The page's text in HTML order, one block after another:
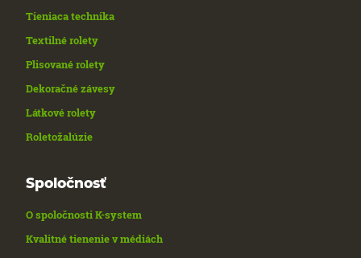
Tieniaca technika
Textilné rolety
Plisované rolety
Dekoračné závesy
Látkové rolety
Roletožalúzie
Spoločnosť
O spoločnosti K-system
Kvalitné tienenie v médiách